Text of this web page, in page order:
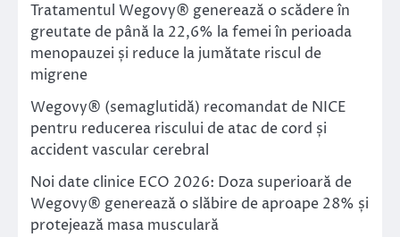
Tratamentul Wegovy® generează o scădere în
greutate de până la 22,6% la femei în perioada
menopauzei și reduce la jumătate riscul de
migrene
Wegovy® (semaglutidă) recomandat de NICE
pentru reducerea riscului de atac de cord și
accident vascular cerebral
Noi date clinice ECO 2026: Doza superioară de
Wegovy® generează o slăbire de aproape 28% și
protejează masa musculară